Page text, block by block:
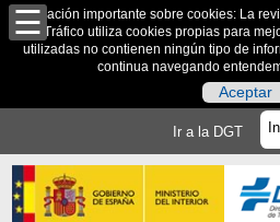
Información importante sobre cookies: La
de Tráfico utiliza cookies propias para
utilizadas no contienen ningún tipo de
continua navegando
Aceptar
Ir a la DGT